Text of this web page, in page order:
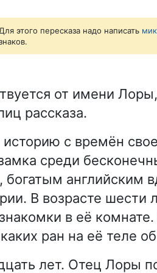
этого пересказа надо написать
от имени
рассказа.
с времён
среди
богатым английским
В возрасте шести
в её
ран на её теле
лет. Отец Лоры